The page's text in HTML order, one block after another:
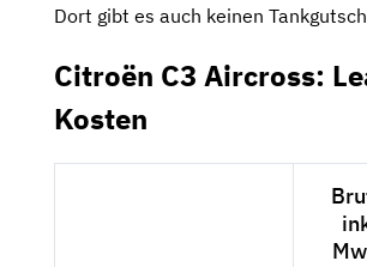
Dort gibt es auch keinen
Citroën C3 Aircross:
Kosten